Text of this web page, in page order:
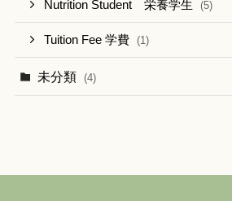
Nutrition Student 栄養学生 (5)
Tuition Fee 学費 (1)
未分類 (4)